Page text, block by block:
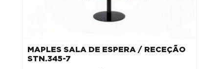
MAPLES SALA DE ESPERA / RECEÇÃO
STN.345-7